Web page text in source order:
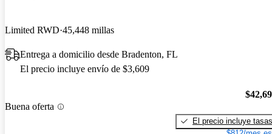
Limited RWD 45,448 millas
Entrega a domicilio desde Bradenton, FL
El precio incluye envío de $3,609
Buena oferta
El precio incluye tasas